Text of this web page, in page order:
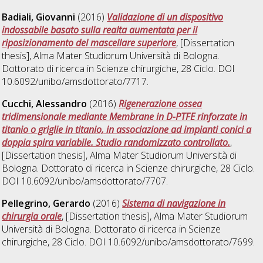
Badiali, Giovanni (2016) Validazione di un dispositivo
indossabile basato sulla realta aumentata per il
riposizionamento del mascellare superiore, [Dissertation
thesis], Alma Mater Studiorum Università di Bologna.
Dottorato di ricerca in Scienze chirurgiche, 28 Ciclo. DOI
10.6092/unibo/amsdottorato/7717.
Cucchi, Alessandro (2016)Rigenerazione ossea
tridimensionale mediante Membrane in D-PTFE rinforzate in
titanio o griglie in titanio, in associazione ad impianti conici a
doppia spira variabile. Studio randomizzato controllato.,
[Dissertation thesis], Alma Mater Studiorum Università di
Bologna. Dottorato di ricerca in Scienze chirurgiche, 28 Ciclo.
DOI 10.6092/unibo/amsdottorato/7707.
Pellegrino, Gerardo (2016)Sistema di navigazione in
chirurgia orale, [Dissertation thesis], Alma Mater Studiorum
Università di Bologna. Dottorato di ricerca in Scienze
chirurgiche, 28 Ciclo. DOI 10.6092/unibo/amsdottorato/7699.